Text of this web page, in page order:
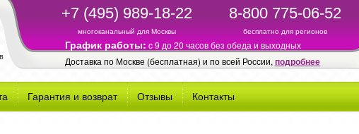
+7 (495) 989-18-22
многоканальный для Москвы
8-800 775-06-52
бесплатно для регионов
График работы: c 9 до 20 часов без обеда и выходных
Доставка по Москве (бесплатная) и по всей России, подробнее
Гарантия и возврат Отзывы Контакты